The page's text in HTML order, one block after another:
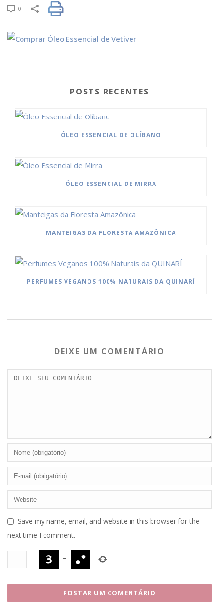
0
POSTS RECENTES
ÓLEO ESSENCIAL DE OLÍBANO
ÓLEO ESSENCIAL DE MIRRA
MANTEIGAS DA FLORESTA AMAZÔNICA
PERFUMES VEGANOS 100% NATURAIS DA QUINARÍ
DEIXE UM COMENTÁRIO
Save my name, email, and website in this browser for the
next time I comment.
− =